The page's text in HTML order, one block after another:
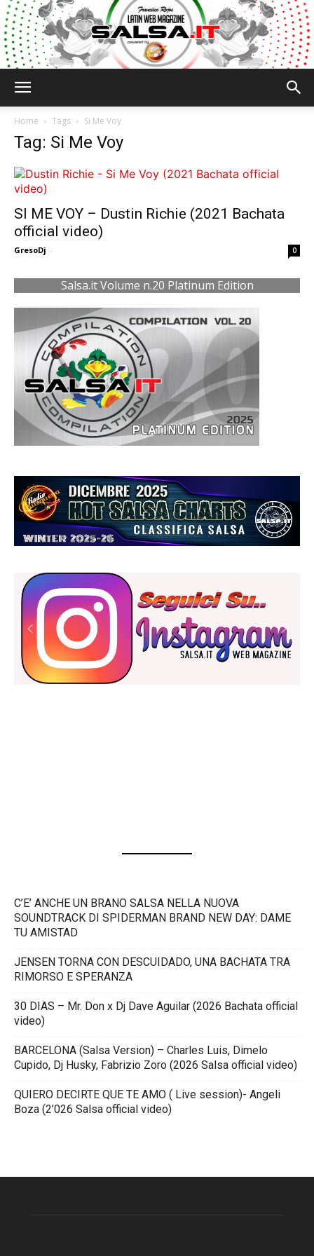
Home Tags Si Me Voy
Tag: Si Me Voy
SI ME VOY – Dustin Richie (2021 Bachata
official video)
GresoDj - 0
Salsa.it Volume n.20 Platinum Edition
C’E’ ANCHE UN BRANO SALSA NELLA NUOVA
SOUNDTRACK DI SPIDERMAN BRAND NEW DAY: DAME
TU AMISTAD
JENSEN TORNA CON DESCUIDADO, UNA BACHATA TRA
RIMORSO E SPERANZA
30 DIAS – Mr. Don x Dj Dave Aguilar (2026 Bachata official
video)
BARCELONA (Salsa Version) – Charles Luis, Dimelo
Cupido, Dj Husky, Fabrizio Zoro (2026 Salsa official video)
QUIERO DECIRTE QUE TE AMO ( Live session)- Angeli
Boza (2’026 Salsa official video)